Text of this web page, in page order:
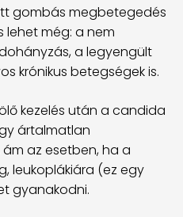
gombás megbetegedés
lehet még: a nem
a legyengült
krónikus betegségek is.
kezelés után a candida
ártalmatlan
ám az esetben, ha a
leukoplákiára (ez egy
gyanakodni.